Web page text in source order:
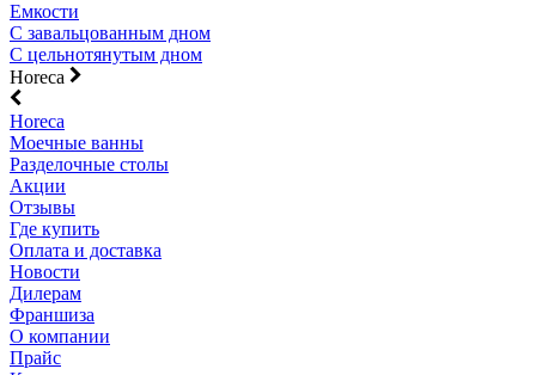
Емкости
С завальцованным дном
С цельнотянутым дном
Horeca
Horeca
Моечные ванны
Разделочные столы
Акции
Отзывы
Где купить
Оплата и доставка
Новости
Дилерам
Франшиза
О компании
Прайс